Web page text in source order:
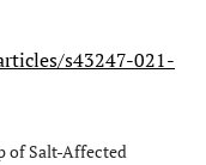
s43247-021-
of Salt-Affected